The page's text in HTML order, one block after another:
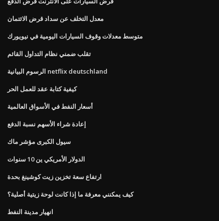
معدل التخلف عن سداد قرض الائتمان
متوسط ​​معدلات وقوف السيارات اليومية في نيويورك
تقلب ضمني نظام التداول القائم
الرسوم البيانية netflix deutschland
كيفية كتابة عقد للعمل الحر
أسعار النفط في الأسواق العالمية
إعادة شراء الأسهم نسبة الدفع
سيول الكبرى مؤشر ماك
الدولار الأمريكي ين 10 سنوات
ارتفاع سعة تخزين زيت كوشينغ بحدة
كيف يمكنني معرفة ما إذا كانت لوحة زيتية أصلية؟
انهيار مدينة النفط